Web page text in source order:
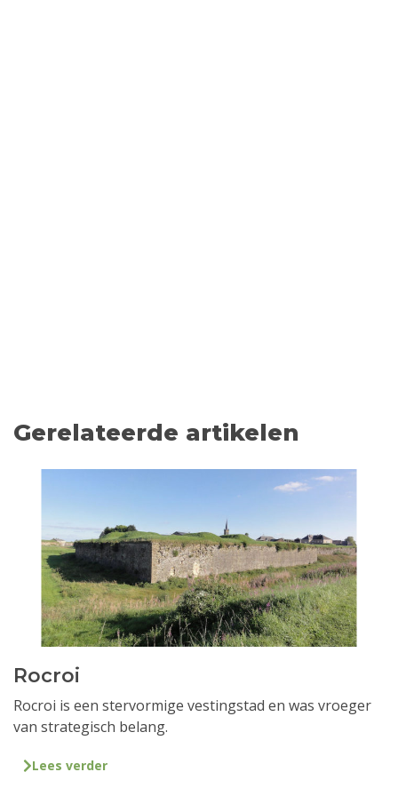
Gerelateerde artikelen
Rocroi
Rocroi is een stervormige vestingstad en was vroeger
van strategisch belang.
Lees verder